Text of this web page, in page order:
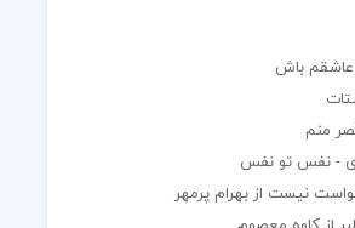
باش
منم
- نفس تو نفس
نیست از بهرام پرمهر